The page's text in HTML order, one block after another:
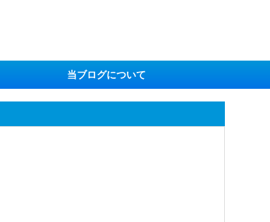
当ブログについて